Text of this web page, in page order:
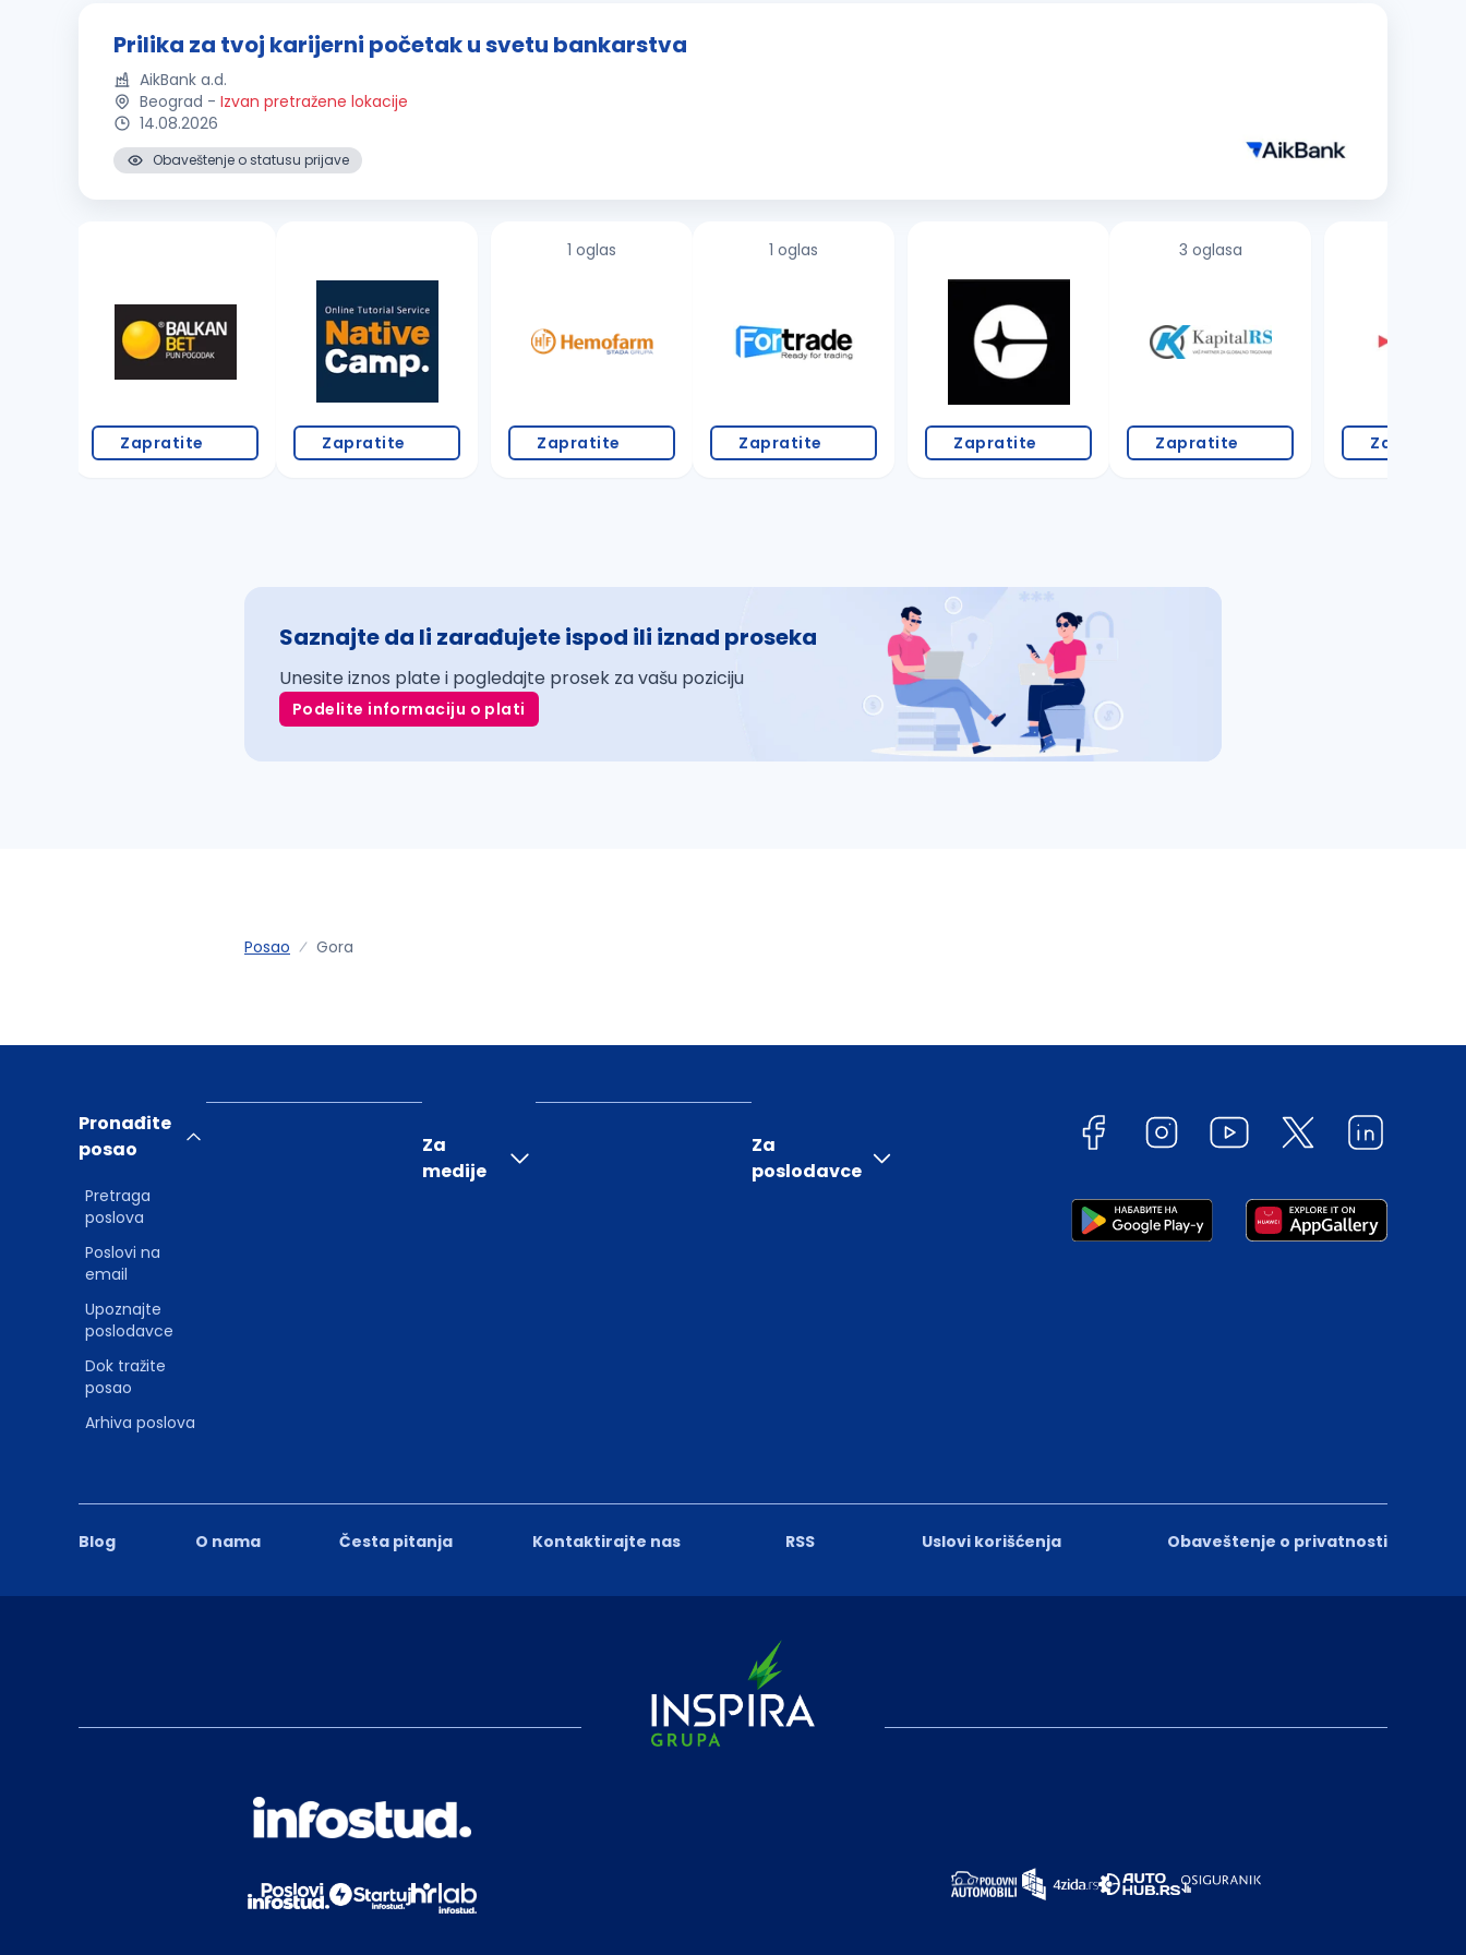
Prilika za tvoj karijerni početak u svetu bankarstva
AikBank a.d.
Beograd - Izvan pretražene lokacije
14.08.2026
Obaveštenje o statusu prijave
Zapratite Zapratite
1 oglas
Zapratite
1 oglas
Zapratite Zapratite
3 oglasa
Zapratite Zapratite
Saznajte da li zarađujete ispod ili iznad proseka
Unesite iznos plate i pogledajte prosek za vašu poziciju
Podelite informaciju o plati
Posao Gora
Blog O nama Česta pitanja Kontaktirajte nas RSS Uslovi korišćenja Obaveštenje o privatnosti
Pronađite
posao
Pretraga
poslova
Poslovi na
email
Upoznajte
poslodavce
Dok tražite
posao
Arhiva poslova
Za
medije
Za
poslodavce